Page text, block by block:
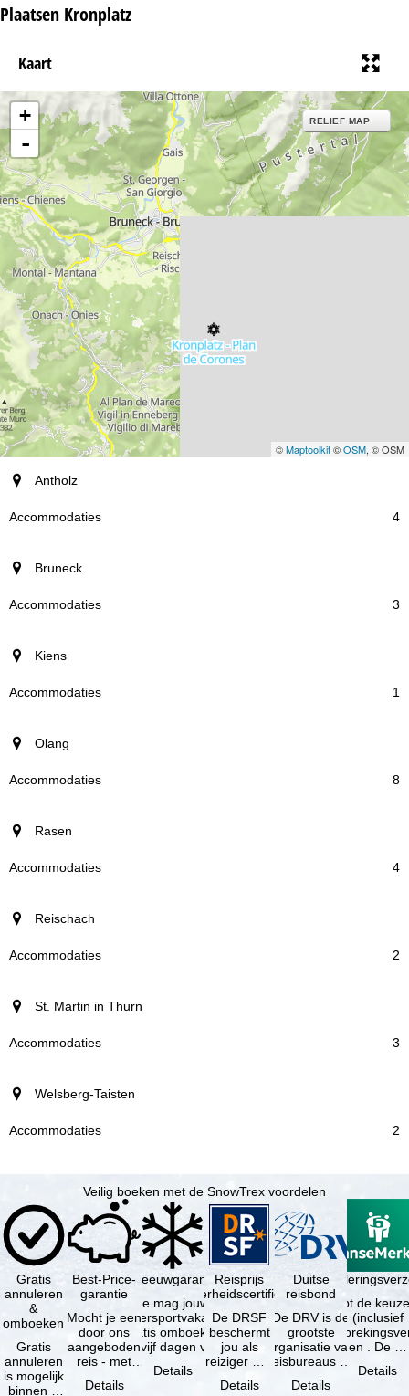
Plaatsen Kronplatz
Kaart
+
-
RELIEF MAP
©Maptoolkit©OSM, © OSM
plaats
Accommodaties
Antholz
4
Bruneck
3
Kiens
1
Olang
8
Rasen
4
Reischach
2
St. Martin in Thurn
3
Welsberg-Taisten
2
Veilig boeken met de SnowTrex voordelen
Gratis
annuleren
&
omboeken
Gratis
annuleren
is mogelijk
binnen 5
Best-Price-
garantie
Mocht je een
door ons
aangeboden
reis - met
beschikbaarheid
Details
Sneeuwgarantie
Je mag jouw
wintersportvakantie
gratis omboeken
als vijf dagen voor
Details
Reisprijs
zekerheidscertificaat
De DRSF
beschermt
jou als
reiziger met
pakketreis
Details
Duitse
reisbond
De DRV is de
grootste
organisatie van
reisbureaus en
in Duitsland. …
Details
Je hebt de
(inclusief
en . De …
Details